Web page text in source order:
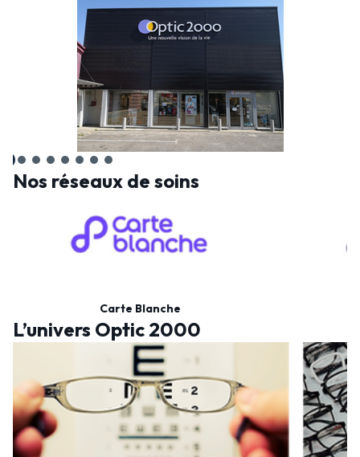
Nos réseaux de soins
Carte Blanche
L’univers Optic 2000